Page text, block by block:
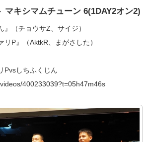
マキシマムチューン 6(1DAY2オン2)
（チョウサZ、サイジ）
P』（AktkR、まがさした）
しちふくじん
400233039?t=05h47m46s